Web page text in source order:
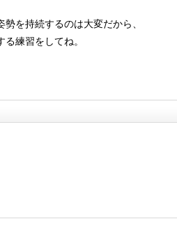
を持続するのは大変だから、
練習をしてね。